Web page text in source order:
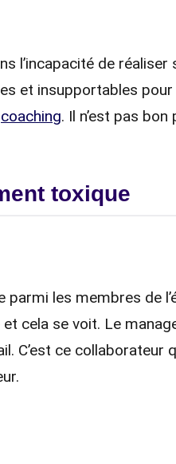
l’incapacité de réaliser
et insupportables
coaching. Il n’est pas
toxique
les membres de
et cela se voit. Le
C’est ce collaborateur